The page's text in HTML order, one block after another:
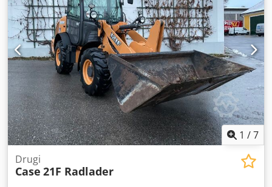
1 /7
Drugi
Case 21F Radlader